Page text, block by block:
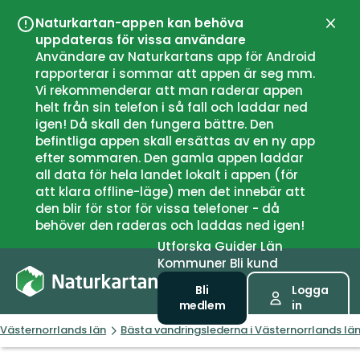
Naturkartan-appen kan behöva
uppdateras för vissa användare
Användare av Naturkartans app för Android
rapporterar i sommar att appen är seg mm.
Vi rekommenderar att man raderar appen
helt från sin telefon i så fall och laddar ned
igen! Då skall den fungera bättre. Den
befintliga appen skall ersättas av en ny app
efter sommaren. Den gamla appen laddar
all data för hela landet lokalt i appen (för
att klara offline-läge) men det innebär att
den blir för stor för vissa telefoner - då
behöver den raderas och laddas ned igen!
UtforskaGuiderLän
Kommuner Bli kund
Bli
medlem
Logga
in
Västernorrlands län Bästa vandringslederna i Västernorrlands län